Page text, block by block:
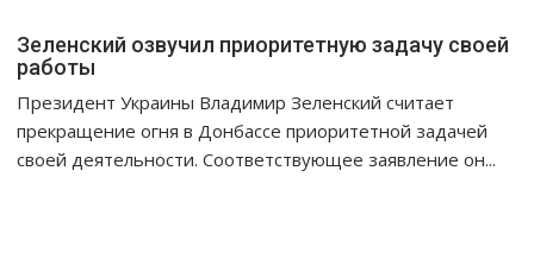
Зеленский озвучил приоритетную задачу своей
работы
Президент Украины Владимир Зеленский считает
прекращение огня в Донбассе приоритетной задачей
своей деятельности. Соответствующее заявление он...